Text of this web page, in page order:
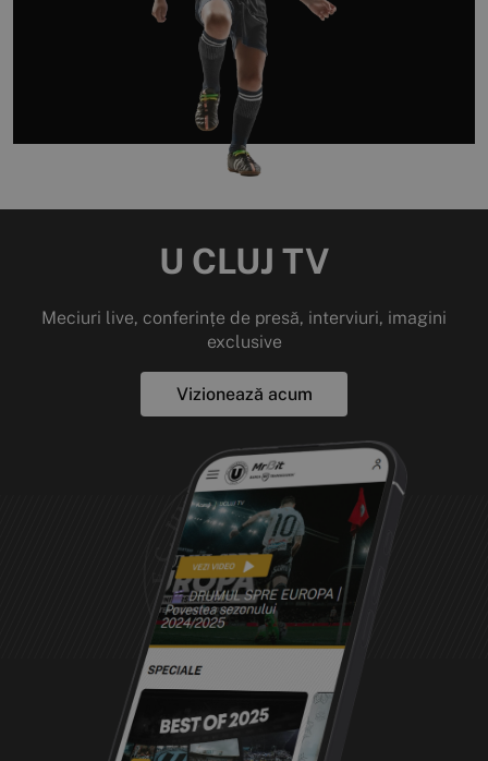
U CLUJ TV
Meciuri live, conferințe de presă, interviuri, imagini
exclusive
Vizionează acum